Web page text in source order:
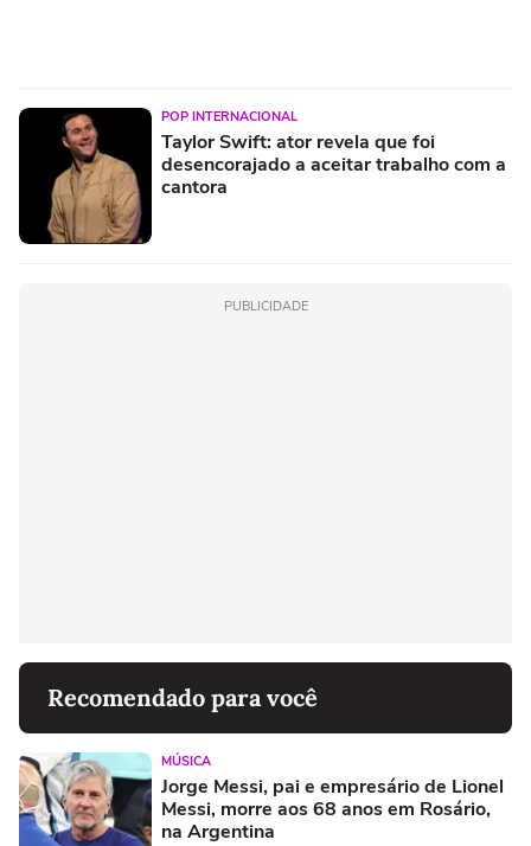
POP INTERNACIONAL
Taylor Swift: ator revela que foi
desencorajado a aceitar trabalho com a
cantora
PUBLICIDADE
Recomendado para você
MÚSICA
Jorge Messi, pai e empresário de Lionel
Messi, morre aos 68 anos em Rosário,
na Argentina